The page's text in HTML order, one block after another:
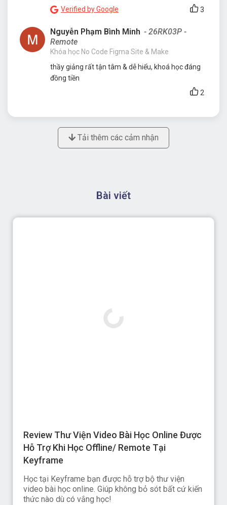
Verified by Google
3
Nguyễn Phạm Bình Minh - 26RK03P -
Remote
Khóa học No Code Figma Site & Make
thầy giảng rất tận tâm & dễ hiểu, khoá học đáng
đồng tiền
2
Tải thêm các cảm nhận
Bài viết
Review Thư Viện Video Bài Học Online Được
Hỗ Trợ Khi Học Offline/ Remote Tại
Keyframe
Học tại Keyframe bạn được hỗ trợ bộ thư viện
video bài học online. Giúp không bỏ sót bất cứ kiến
thức nào dù có vắng học!